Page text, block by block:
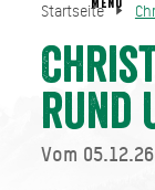
Startseite
rund
Vom
Startseite
MENU